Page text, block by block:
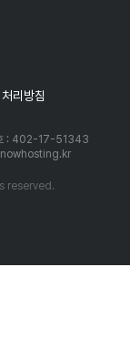
리방침
호 : 402-17-51343
reserved.